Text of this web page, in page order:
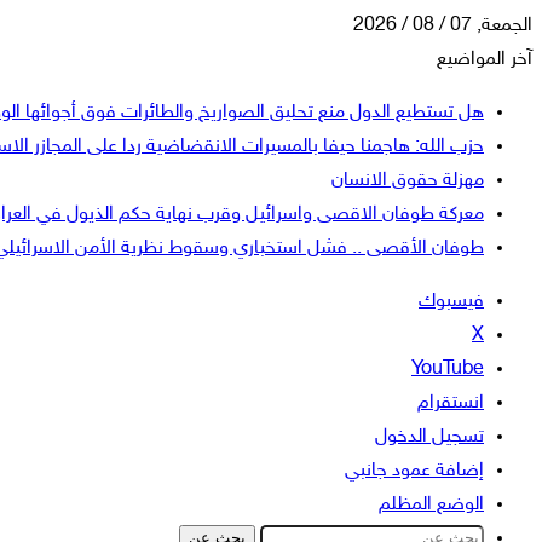
الجمعة, 07 / 08 / 2026
آخر المواضيع
هل تستطيع الدول منع تحليق الصواريخ والطائرات فوق أجوائها
حزب الله: هاجمنا حيفا بالمسيرات الانقضاضية ردا على المجازر
مهزلة حقوق الانسان
معركة طوفان الاقصى واسرائيل وقرب نهاية حكم الذيول في
طوفان الأقصى .. فشل استخباري وسقوط نظرية الأمن
فيسبوك
‫X
‫YouTube
انستقرام
تسجيل الدخول
إضافة عمود جانبي
الوضع المظلم
بحث عن